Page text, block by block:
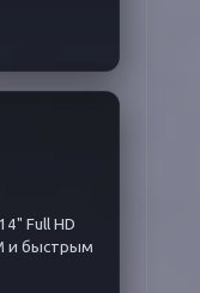
Full HD
и быстрым